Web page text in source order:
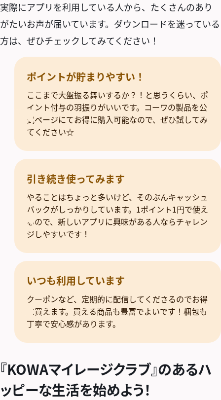
実際にアプリを利用している人から、たくさんのあり
がたいお声が届いています。ダウンロードを迷っている
方は、ぜひチェックしてみてください！
ポイントが貯まりやすい！
ここまで大盤振る舞いするか？！と思うくらい、ポ
イント付与の羽振りがいいです。コーワの製品を公
式ページにてお得に購入可能なので、ぜひ試してみ
てください☆
引き続き使ってみます
やることはちょっと多いけど、そのぶんキャッシュ
バックがしっかりしています。1ポイント1円で使え
るので、新しいアプリに興味がある人ならチャレン
ジしやすいです！
いつも利用しています
クーポンなど、定期的に配信してくださるのでお得
に買えます。買える商品も豊富でよいです！梱包も
丁寧で安心感があります。
『KOWAマイレージクラブ』のあるハ
ッピーな生活を始めよう！